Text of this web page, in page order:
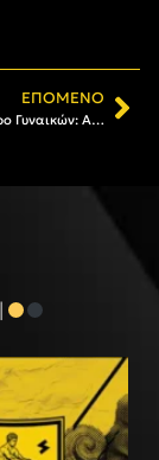
ΕΠΌΜΕΝΟ
Ποδόσφαιρο Γυναικών: Αυλαία με νίκη για τον ΑΡΗ, 2-1 τον Αγροτικό Αστέρα